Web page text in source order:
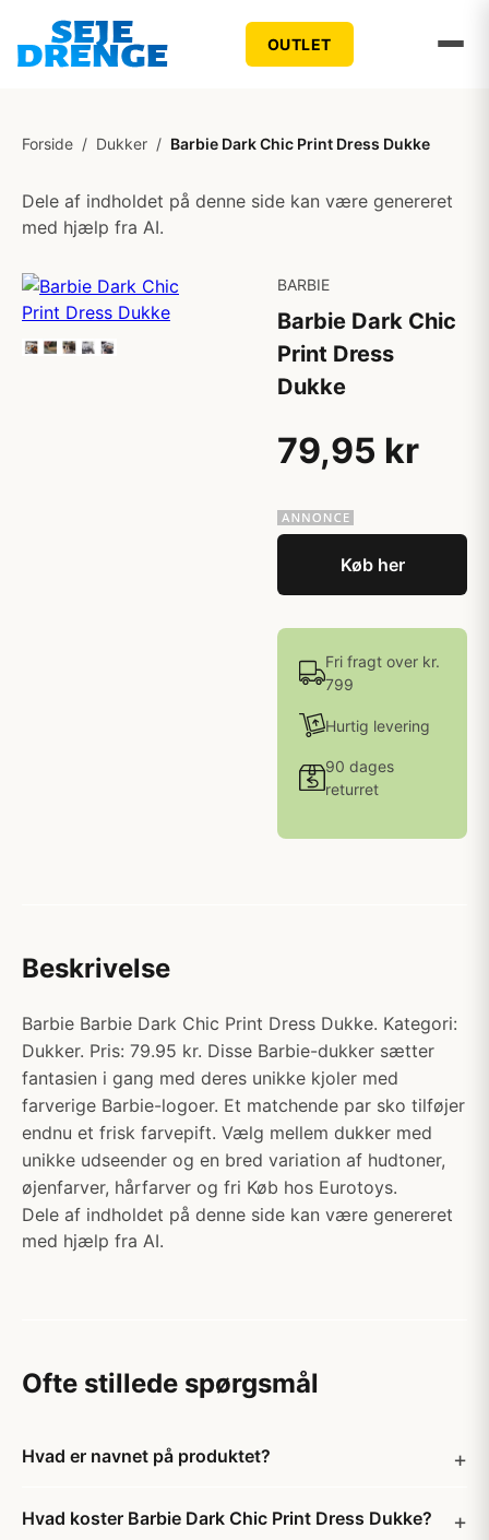
OUTLET
Forside / Dukker / Barbie Dark Chic Print Dress Dukke
Dele af indholdet på denne side kan være genereret
med hjælp fra AI.
BARBIE
Barbie Dark Chic
Print Dress
Dukke
79,95 kr
Køb her
Fri fragt over kr.
799
Hurtig levering
90 dages
returret
Beskrivelse
Barbie Barbie Dark Chic Print Dress Dukke. Kategori:
Dukker. Pris: 79.95 kr. Disse Barbie-dukker sætter
fantasien i gang med deres unikke kjoler med
farverige Barbie-logoer. Et matchende par sko tilføjer
endnu et frisk farvepift. Vælg mellem dukker med
unikke udseender og en bred variation af hudtoner,
øjenfarver, hårfarver og fri Køb hos Eurotoys.
Dele af indholdet på denne side kan være genereret
med hjælp fra AI.
Ofte stillede spørgsmål
Hvad er navnet på produktet?
Hvad koster Barbie Dark Chic Print Dress Dukke?